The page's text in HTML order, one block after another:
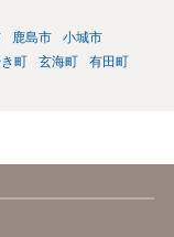
鹿島市
小城市
町 玄海町
有田町